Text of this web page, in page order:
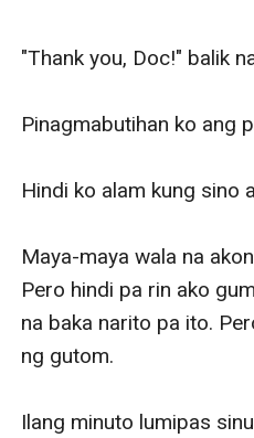
"Thank you, Doc!" balik
Pinagmabutihan ko ang
Hindi ko alam kung sino
Maya-maya wala na
Pero hindi pa rin ako
na baka narito pa ito.
ng gutom.
Ilang minuto lumipas